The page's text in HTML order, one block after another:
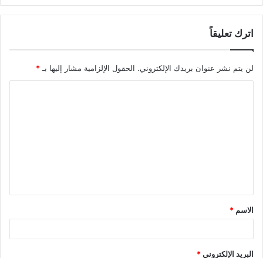
اترك تعليقاً
لن يتم نشر عنوان بريدك الإلكتروني. الحقول الإلزامية مشار إليها بـ *
ق
*
الاسم *
البريد الإلكتروني*